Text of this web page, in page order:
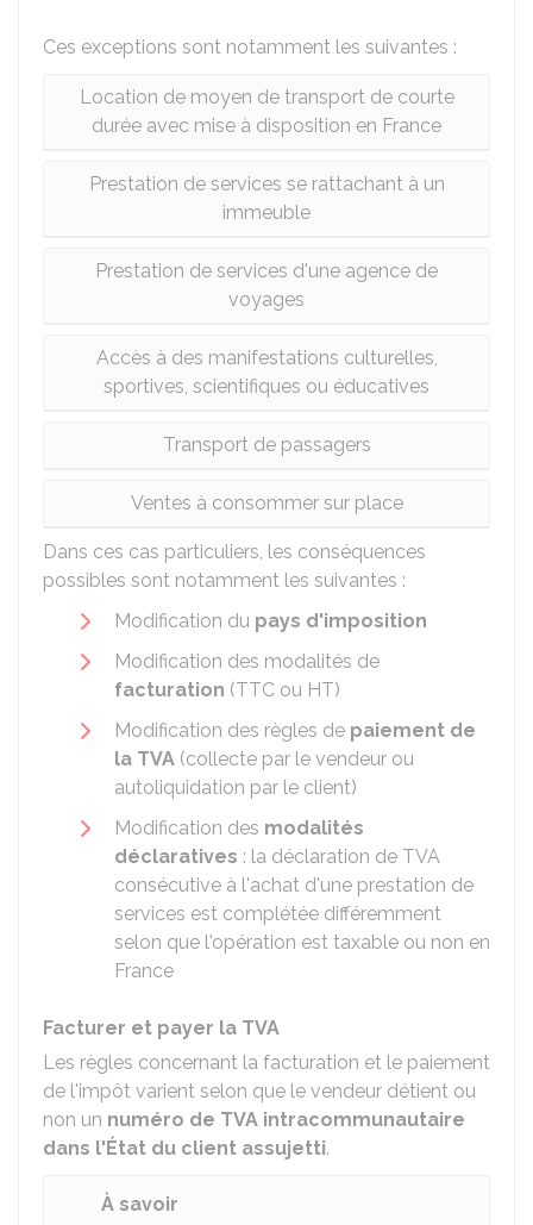
Ces exceptions sont notamment les suivantes :
Location de moyen de transport de courte
durée avec mise à disposition en France
Prestation de services se rattachant à un
immeuble
Prestation de services d'une agence de
voyages
Accès à des manifestations culturelles,
sportives, scientifiques ou éducatives
Transport de passagers
Ventes à consommer sur place
Dans ces cas particuliers, les conséquences
possibles sont notamment les suivantes :
Modification du pays d'imposition
Modification des modalités de
facturation (TTC ou HT)
Modification des règles de paiement de
la TVA (collecte par le vendeur ou
autoliquidation par le client)
Modification des modalités
déclaratives : la déclaration de TVA
consécutive à l'achat d'une prestation de
services est complétée différemment
selon que l'opération est taxable ou non en
France
Facturer et payer la TVA
Les règles concernant la facturation et le paiement
de l'impôt varient selon que le vendeur détient ou
non un numéro de TVA intracommunautaire
dans l'État du client assujetti.
À savoir